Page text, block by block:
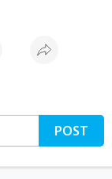
POST